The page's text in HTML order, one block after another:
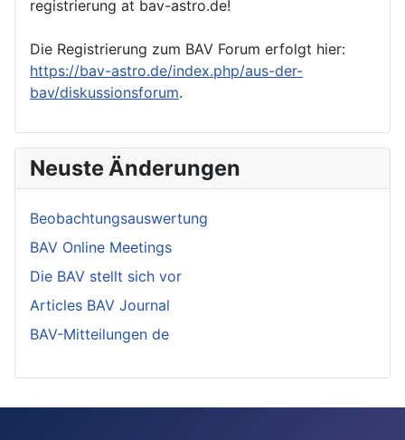
registrierung at bav-astro.de!
Die Registrierung zum BAV Forum erfolgt hier:
https://bav-astro.de/index.php/aus-der-
bav/diskussionsforum.
Neuste Änderungen
Beobachtungsauswertung
BAV Online Meetings
Die BAV stellt sich vor
Articles BAV Journal
BAV-Mitteilungen de